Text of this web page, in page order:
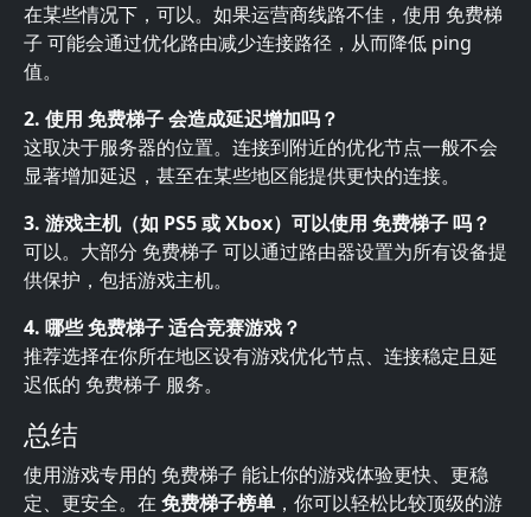
在某些情况下，可以。如果运营商线路不佳，使用 免费梯
子 可能会通过优化路由减少连接路径，从而降低 ping
值。
2. 使用 免费梯子 会造成延迟增加吗？
这取决于服务器的位置。连接到附近的优化节点一般不会
显著增加延迟，甚至在某些地区能提供更快的连接。
3. 游戏主机（如 PS5 或 Xbox）可以使用 免费梯子 吗？
可以。大部分 免费梯子 可以通过路由器设置为所有设备提
供保护，包括游戏主机。
4. 哪些 免费梯子 适合竞赛游戏？
推荐选择在你所在地区设有游戏优化节点、连接稳定且延
迟低的 免费梯子 服务。
总结
使用游戏专用的 免费梯子 能让你的游戏体验更快、更稳
定、更安全。在 免费梯子榜单 ，你可以轻松比较顶级的游